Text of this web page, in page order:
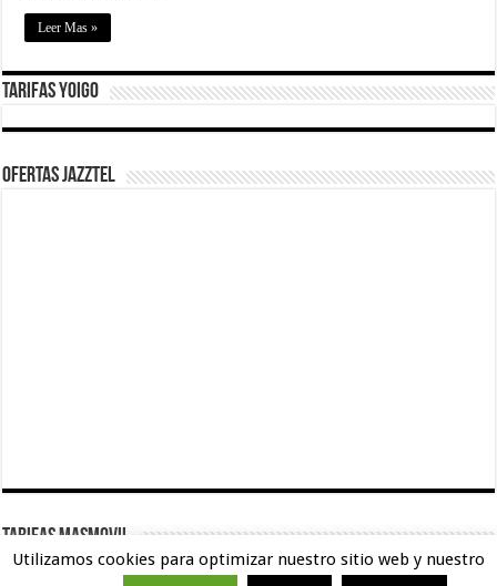
Leer Mas »
Tarifas Yoigo
Ofertas Jazztel
TARIFAS MASMOVIL
Utilizamos cookies para optimizar nuestro sitio web y nuestro